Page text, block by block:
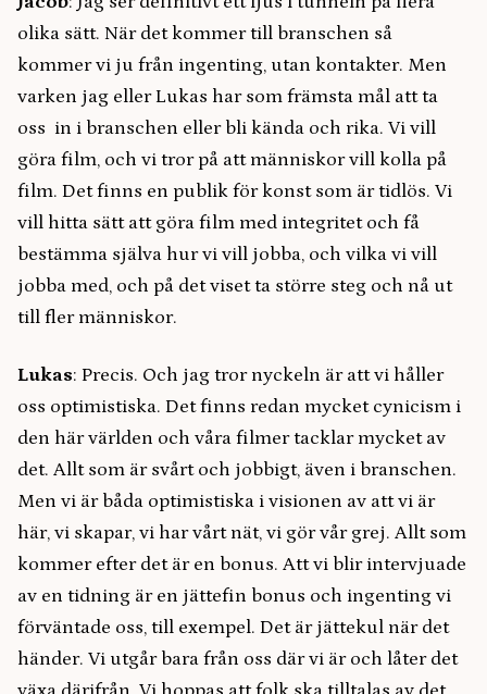
olika sätt. När det kommer till branschen så
kommer vi ju från ingenting, utan kontakter. Men
varken jag eller Lukas har som främsta mål att ta
oss in i branschen eller bli kända och rika. Vi vill
göra film, och vi tror på att människor vill kolla på
film. Det finns en publik för konst som är tidlös. Vi
vill hitta sätt att göra film med integritet och få
bestämma själva hur vi vill jobba, och vilka vi vill
jobba med, och på det viset ta större steg och nå ut
till fler människor.
Lukas: Precis. Och jag tror nyckeln är att vi håller
oss optimistiska. Det finns redan mycket cynicism i
den här världen och våra filmer tacklar mycket av
det. Allt som är svårt och jobbigt, även i branschen.
Men vi är båda optimistiska i visionen av att vi är
här, vi skapar, vi har vårt nät, vi gör vår grej. Allt som
kommer efter det är en bonus. Att vi blir intervjuade
av en tidning är en jättefin bonus och ingenting vi
förväntade oss, till exempel. Det är jättekul när det
händer. Vi utgår bara från oss där vi är och låter det